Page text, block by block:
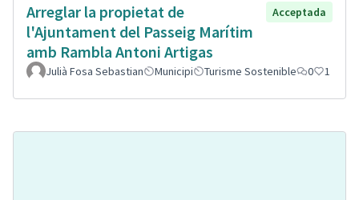
Arreglar la propietat de
l'Ajuntament del Passeig Marítim
amb Rambla Antoni Artigas
Acceptada
Julià Fosa Sebastian Municipi Turisme Sostenible 0 1